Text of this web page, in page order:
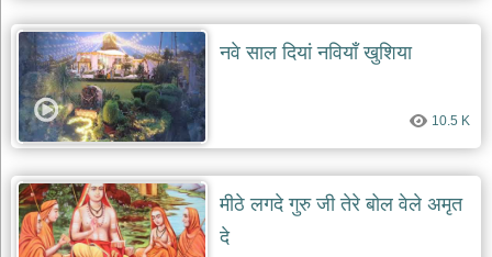
नवे साल दियां नवियाँ खुशिया
10.5 K
मीठे लगदे गुरु जी तेरे बोल वेले अमृत
दे